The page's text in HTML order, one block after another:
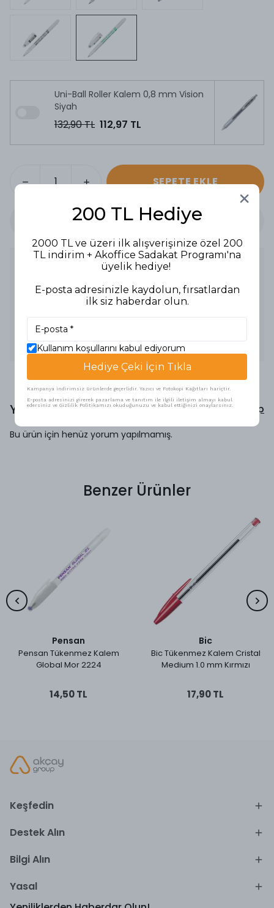
Uni-Ball Roller Kalem 0,8 mm Vision
Siyah
132,90 TL 112,97 TL
SEPETE EKLE
Ürün Tipi: Tükenmez Kalem
Uç Kalınlığı: 1 mm
- Yeşil mürekkep ile akıcı ve rahat yazım.
- Dayanıklı uç ve uzun ömürlü kullanım.
- Ergonomik yapı sayesinde rahat tutuş.
Kullanım Alanları: Okul, ofis, yazı yazma ve not alma.
Yorumlar Yorum Yap
Bu ürün için henüz yorum yapılmamış.
Benzer Ürünler
Pensan
Pensan Tükenmez Kalem
Global Mor 2224
14,50 TL
Bic
Bic Tükenmez Kalem Cristal
Medium 1.0 mm Kırmızı
17,90 TL
Keşfedin
Destek Alın
Bilgi Alın
Yasal
200 TL Hediye
2000 TL ve üzeri ilk alışverişinize özel 200
TL indirim + Akoffice Sadakat Programı'na
üyelik hediye!
E-posta adresinizle kaydolun, fırsatlardan
ilk siz haberdar olun.
Kullanım koşullarını kabul ediyorum
Hediye Çeki İçin Tıkla
Kampanya indirimsiz ürünlerde geçerlidir. Yazıcı ve Fotokopi Kağıtları hariçtir.
E-posta adresinizi girerek pazarlama ve tanıtım ile ilgili iletişim almayı kabul
edersiniz ve Gizlilik Politikamızı okuduğunuzu ve kabul ettiğinizi onaylarsınız.